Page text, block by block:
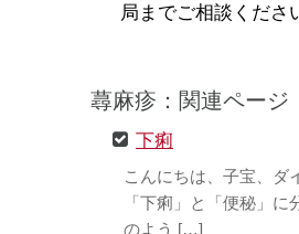
局までご相談くださ
蕁麻疹：関連ページ
下痢
こんにちは、子宝、ダ
「下痢」と「便秘」
のよう […]